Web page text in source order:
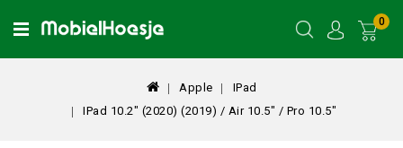
0
Apple
IPad
IPad 10.2" (2020) (2019) / Air 10.5" / Pro 10.5"